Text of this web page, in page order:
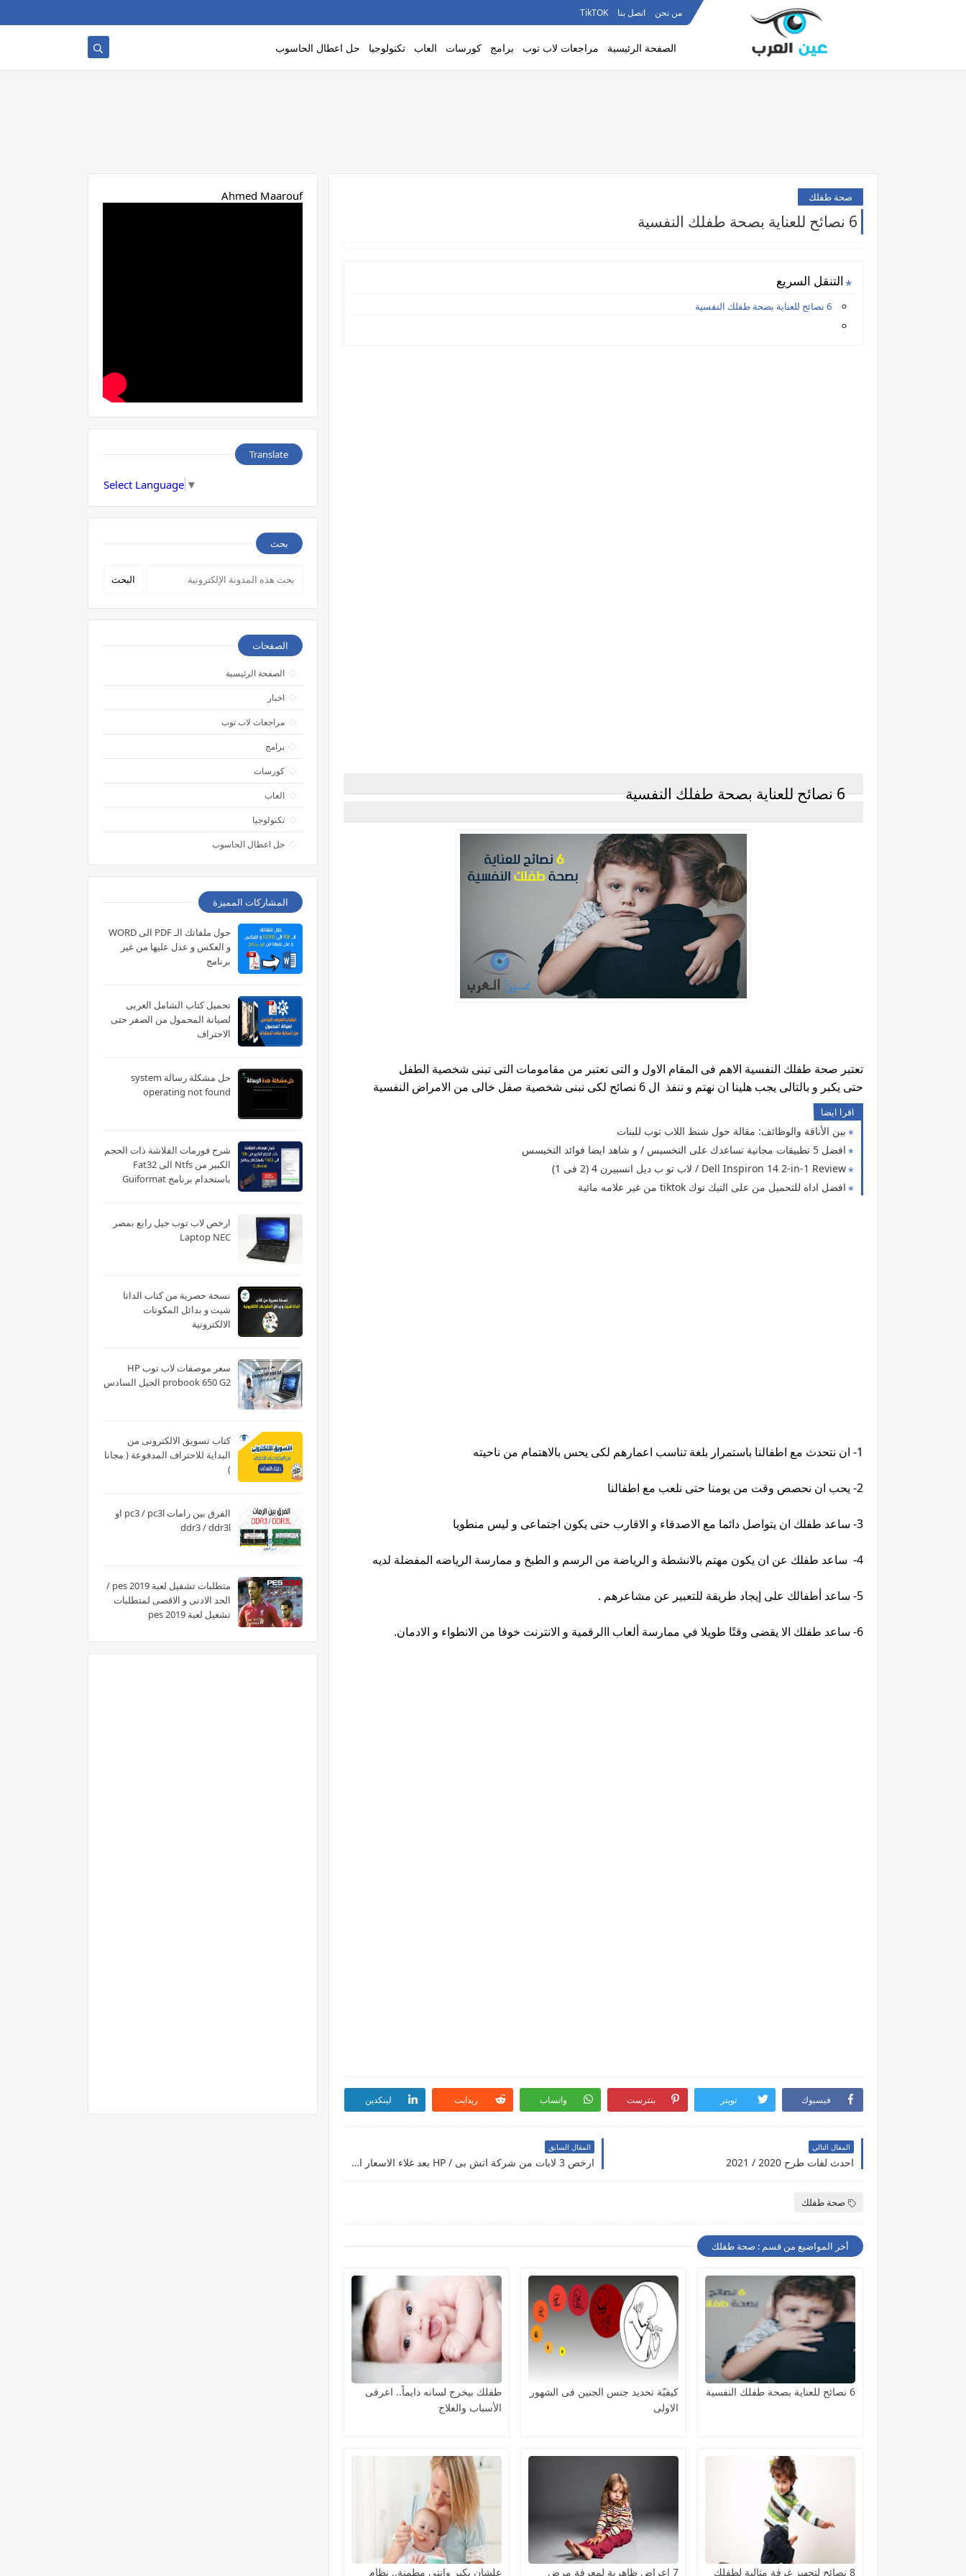
من نحن اتصل بنا TikTOK
الصفحة الرئيسية مراجعات لاب توب برامج كورسات العاب تكنولوجيا حل اعطال الحاسوب
صحة طفلك
6 نصائح للعناية بصحة طفلك النفسية
التنقل السريع
6 نصائح للعناية بصحة طفلك النفسية
تعتبر صحة طفلك النفسية الاهم فى المقام الاول و التى تعتبر من مقامومات التى تبنى شخصية الطفل
حتى يكبر و بالتالى يجب هلينا ان نهتم و ننفذ ال 6 نصائح لكى نبنى شخصية صفل خالى من الامراض النفسية
اقرا ايضا
بين الأناقة والوظائف: مقالة حول شنط اللاب توب للبنات
افضل 5 تطبيقات مجانية تساعدك على التخسيس / و شاهد ايضا فوائد التخيسس
Dell Inspiron 14 2-in-1 Review / لاب تو ب ديل انسبيرن 4 (2 فى 1)
افضل اداه للتحميل من على التيك توك tiktok من غير علامه مائية
1- ان نتحدث مع اطفالنا باستمرار بلغة تناسب اعمارهم لكى يحس بالاهتمام من ناحيته
2- يحب ان نحصص وقت من يومنا حتى نلعب مع اطفالنا
3- ساعد طفلك ان يتواصل دائما مع الاصدقاء و الاقارب حتى يكون اجتماعى و ليس منطويا
4- ساعد طفلك عن ان يكون مهتم بالانشطة و الرياضة من الرسم و الطبخ و ممارسة الرياضه المفضلة لديه
5- ساعد أطفالك على إيجاد طريقة للتعبير عن مشاعرهم .
6- ساعد طفلك الا يقضى وقتًا طويلا في ممارسة ألعاب االرقمية و الانترنت خوفا من الانطواء و الادمان.
فيسبوك تويتر بنترست واتساب ريدايت لينكدين
المقال التالي
احدث لفات طرح 2020 / 2021
المقال السابق
ارخص 3 لابات من شركة اتش بى / HP بعد غلاء الاسعار اخر 2020
صحة طفلك
أخر المواضيع من قسم : صحة طفلك
6 نصائح للعناية بصحة طفلك النفسية
كيفيّة تحديد جنس الجنين فى الشهور
الاولى
طفلك بيخرج لسانه دايماً.. اعرفى
الأسباب والعلاج
8 نصائح لتجهيز غرفة مثالية لطفلك 7 اعراض ظاهرية لمعرفة مرض علشان يكبر وانتى مطمنة.. نظام
Ahmed Maarouf
Translate
Select Language ▼
بحث
الصفحات
الصفحة الرئيسية
اخبار
مراجعات لاب توب
برامج
كورسات
العاب
تكنولوجيا
حل اعطال الحاسوب
المشاركات المميزة
حول ملفاتك الـ PDF الى WORD
و العكس و عدل عليها من غير
برنامج
تحميل كتاب الشامل العربى
لصيانة المحمول من الصفر حتى
الاحتراف
حل مشكلة رسالة system
operating not found
شرح فورمات الفلاشة ذات الحجم
الكبير من Ntfs الى Fat32
باستخدام برنامج Guiformat
ارخص لاب توب جيل رابع بمصر
Laptop NEC
نسخة حصرية من كتاب الداتا
شيت و بدائل المكونات
الالكترونية
سعر موصفات لاب توب HP
probook 650 G2 الجيل السادس
كتاب تسويق الالكترونى من
البداية للاحتراف المدفوعة ( مجانا
)
الفرق بين رامات pc3 / pc3l او
ddr3 / ddr3l
متطلبات تشفيل لعبة pes 2019 /
الحد الادنى و الاقصى لمتطلبات
تشغيل لعبة pes 2019